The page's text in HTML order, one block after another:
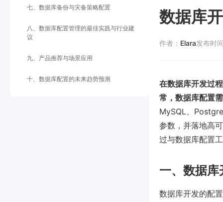
七、数据库备份与灾备策略配置
八、数据库配置管理的最佳实践与行业建
议
九、产品推荐与场景应用
十、数据库配置的未来趋势预测
数据库
作者： Elara发布时
在数据库开发过
常，数据库配置
MySQL、
参数，并落地高
过与数据库配置
一、数据
数据库开发的配